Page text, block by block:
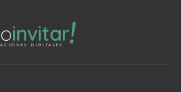
invitar!
DIGITALES